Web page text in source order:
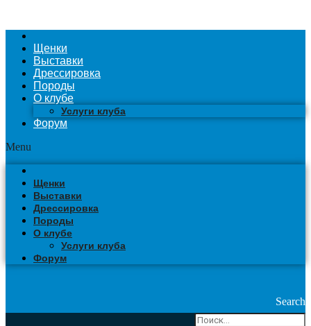
Щенки
Выставки
Дрессировка
Породы
О клубе
Услуги клуба
Форум
Menu
Щенки
Выставки
Дрессировка
Породы
О клубе
Услуги клуба
Форум
Search